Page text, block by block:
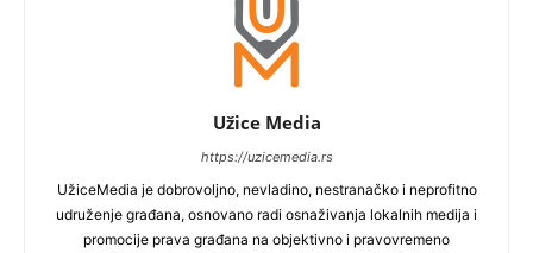
Užice Media
https://uzicemedia.rs
UžiceMedia je dobrovoljno, nevladino, nestranačko i neprofitno
udruženje građana, osnovano radi osnaživanja lokalnih medija i
promocije prava građana na objektivno i pravovremeno